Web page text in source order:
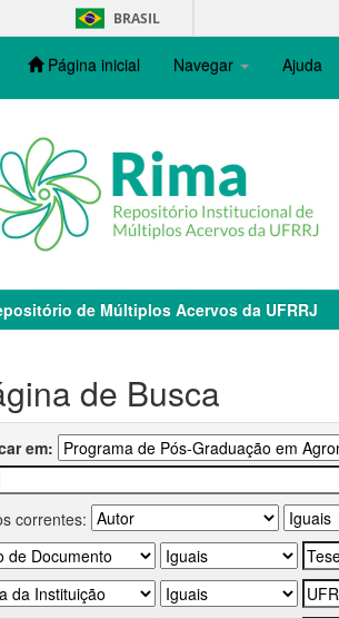
BRASIL
Página inicial Navegar Ajuda
de Múltiplos Acervos da UFRRJ
de Busca
em:
correntes: